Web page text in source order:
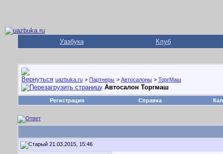
Уазбука Клуб
uazbuka.ru > Партнеры > Автосалоны > ТоргМаш
Автосалон Торгмаш
Регистрация Справка
21.03.2015, 15:46